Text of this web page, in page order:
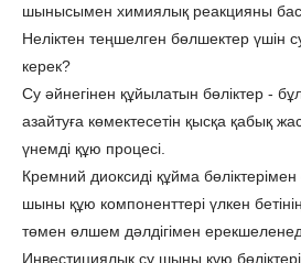
шынысымен химиялық реакцияны
Неліктен теңшелген бөлшектер үшін
керек?
Су әйнегінен құйылатын бөліктер -
азайтуға көмектесетін қысқа қабық
үнемді құю процесі.
Кремний диоксиді құйма
шыны құю компоненттері үлкен
төмен өлшем дәлдігімен
Инвестициялық су шыны құю